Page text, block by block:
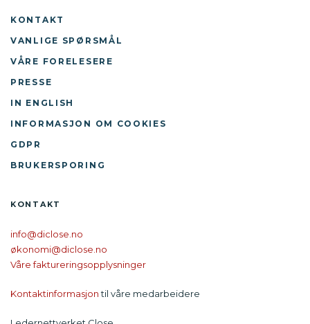
KONTAKT
VANLIGE SPØRSMÅL
VÅRE FORELESERE
PRESSE
IN ENGLISH
INFORMASJON OM COOKIES
GDPR
BRUKERSPORING
KONTAKT
info@diclose.no
økonomi@diclose.no
Våre faktureringsopplysninger
Kontaktinformasjontil våre medarbeidere